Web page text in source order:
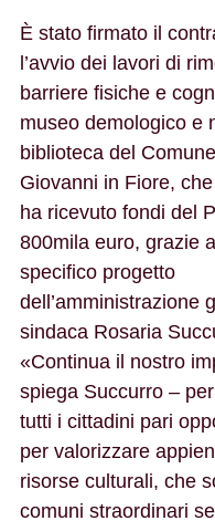
È stato firmato il
l’avvio dei lavori di
barriere fisiche e
museo demologico e
biblioteca del
Giovanni in Fiore,
ha ricevuto fondi del
800mila euro, grazie
specifico progetto
dell’amministrazione
sindaca Rosaria
«Continua il nostro
spiega Succurro –
tutti i cittadini pari
per valorizzare
risorse culturali, che
comuni straordinari